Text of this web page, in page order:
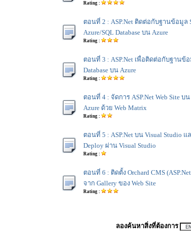
Rating :
ตอนที่ 2 : ASP.Net ติดต่อกับฐานข้อมูล
Azure/SQL Database บน Azure
Rating :
ตอนที่ 3 : ASP.Net เพื่อติดต่อกับฐานข้
Database บน Azure
Rating :
ตอนที่ 4 : จัดการ ASP.Net Web Site บน
Azure ด้วย Web Matrix
Rating :
ตอนที่ 5 : ASP.Net บน Visual Studio แ
Deploy ผ่าน Visual Studio
Rating :
ตอนที่ 6 : ติดตั้ง Orchard CMS
จาก Gallery ของ Web Site
Rating :
ลองค้นหาสิ่งที่ต้องการ